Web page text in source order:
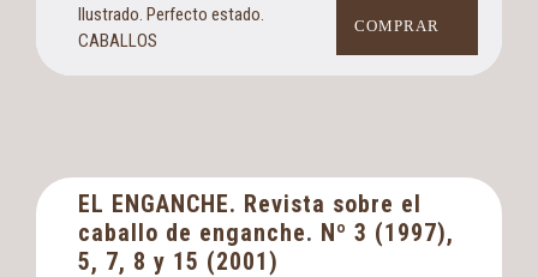
Ilustrado. Perfecto estado.
CABALLOS
COMPRAR
EL ENGANCHE. Revista sobre el
caballo de enganche. Nº 3 (1997),
5, 7, 8 y 15 (2001)